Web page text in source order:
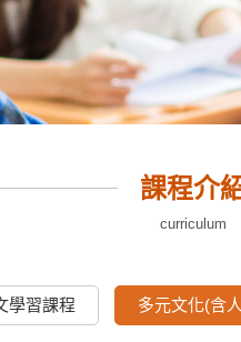
課程介
curriculum
學習課程 多元文化(含